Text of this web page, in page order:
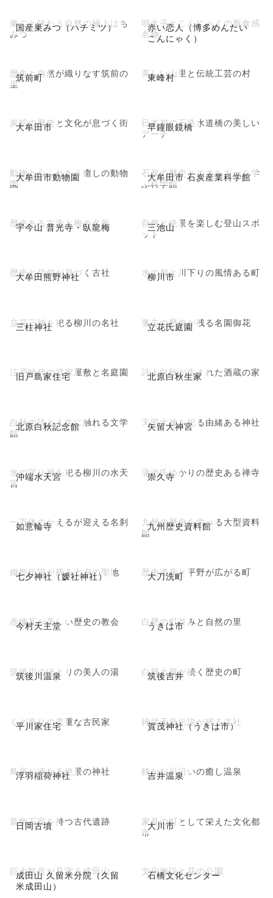
国産巣みつ（ハチミツ）
巣ごと味わう自然の極上はち
みつ
赤い恋人（博多めんたい
こんにゃく）
明太子とこんにゃくの新食感
名物
筑前町
歴史と自然が織りなす筑前の
里
東峰村
美しい山里と伝統工芸の村
大牟田市
炭鉱の歴史と文化が息づく街 早鐘眼鏡橋
日本初の石造水道橋の美しい
アーチ
大牟田市動物園
動物と心ふれあう癒しの動物
園
大牟田市 石炭産業科学館
石炭の歴史とエネルギーを学
ぶ科学館
宇今山 普光寺・臥龍梅
歴史ある古寺と梅の名所 三池山
自然と絶景を楽しむ登山スポ
ット
大牟田熊野神社
歴史と信仰が息づく古社 柳川市
水の都と川下りの風情ある町
三柱神社
立花三神を祀る柳川の名社 立花氏庭園
藩主の歴史が残る名園御花
旧戸島家住宅
江戸時代の武家屋敷と名庭園 北原白秋生家
詩人白秋が生まれた酒蔵の家
北原白秋記念館
白秋の詩と人生に触れる文学
館
矢留大神宮
天照大神を祀る由緒ある神社
沖端水天宮
水の守り神を祀る柳川の水天
宮
崇久寺
蒲池氏ゆかりの歴史ある禅寺
如意輪寺
一万体のかえるが迎える名刹 九州歴史資料館
九州の歴史を学べる大型資料
館
七夕神社（媛社神社）
織姫伝説が残る七夕の聖地 大刀洗町
歴史遺産と平野が広がる町
今村天主堂
赤煉瓦が美しい歴史の教会 うきは市
白壁の町並みと自然の里
筑後川温泉
筑後川のほとりの美人の湯 筑後吉井
白壁土蔵が続く歴史の町
平川家住宅
くど造りの貴重な古民家 賀茂神社（うきは市）
神武天皇伝説が残る古社
浮羽稲荷神社
鳥居が連なる絶景の神社 吉井温泉
静かな川沿いの癒し温泉
日岡古墳
装飾石室を持つ古代遺跡 大川市
家具の町として栄えた文化都
市
成田山 久留米分院（久留
米成田山）
巨大観音が見守る成田山 石橋文化センター
文化施設と花の公園